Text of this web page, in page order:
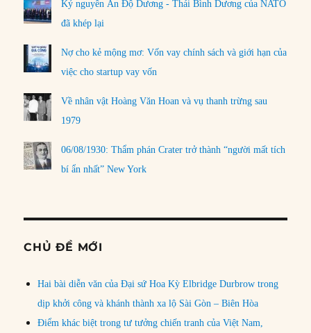
Kỷ nguyên Ấn Độ Dương - Thái Bình Dương của NATO
đã khép lại
Nợ cho kẻ mộng mơ: Vốn vay chính sách và giới hạn của
việc cho startup vay vốn
Về nhân vật Hoàng Văn Hoan và vụ thanh trừng sau
1979
06/08/1930: Thẩm phán Crater trở thành “người mất tích
bí ẩn nhất” New York
CHỦ ĐỀ MỚI
Hai bài diễn văn của Đại sứ Hoa Kỳ Elbridge Durbrow trong
dịp khởi công và khánh thành xa lộ Sài Gòn – Biên Hòa
Điểm khác biệt trong tư tưởng chiến tranh của Việt Nam,